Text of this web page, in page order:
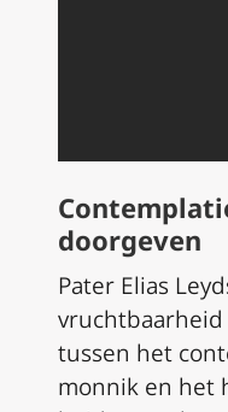
doorgeven
Pater Elias
tussen het
monnik en het